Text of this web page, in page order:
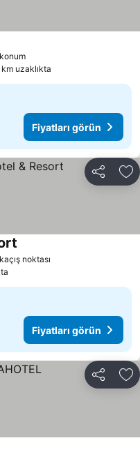
uzaklıkta
Fiyatları görün
Paylaş
noktası
Fiyatları görün
Paylaş